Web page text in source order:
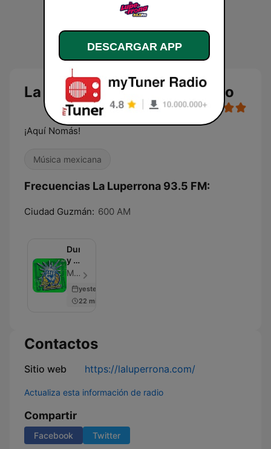
La Luperrona 93.5 FM en vivo
¡Aquí Nomás!
Música mexicana
Frecuencias La Luperrona 93.5 FM:
Ciudad Guzmán: 600 AM
Duro
y a
la
cabeza
MVS Radio - Episodio 2361
yesterday
22 min
Contactos
Sitio web https://laluperrona.com/
Actualiza esta información de radio
Compartir
Facebook Twitter
DESCARGAR APP